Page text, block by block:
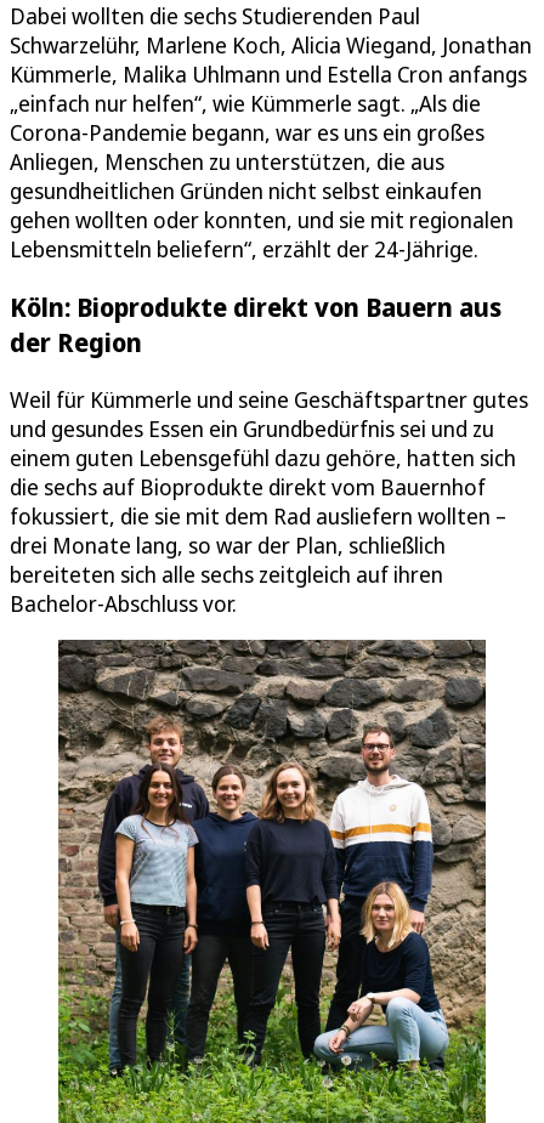
Dabei wollten die sechs Studierenden Paul
Schwarzelühr, Marlene Koch, Alicia Wiegand, Jonathan
Kümmerle, Malika Uhlmann und Estella Cron anfangs
„einfach nur helfen“, wie Kümmerle sagt. „Als die
Corona-Pandemie begann, war es uns ein großes
Anliegen, Menschen zu unterstützen, die aus
gesundheitlichen Gründen nicht selbst einkaufen
gehen wollten oder konnten, und sie mit regionalen
Lebensmitteln beliefern“, erzählt der 24-Jährige.
Köln: Bioprodukte direkt von Bauern aus
der Region
Weil für Kümmerle und seine Geschäftspartner gutes
und gesundes Essen ein Grundbedürfnis sei und zu
einem guten Lebensgefühl dazu gehöre, hatten sich
die sechs auf Bioprodukte direkt vom Bauernhof
fokussiert, die sie mit dem Rad ausliefern wollten –
drei Monate lang, so war der Plan, schließlich
bereiteten sich alle sechs zeitgleich auf ihren
Bachelor-Abschluss vor.